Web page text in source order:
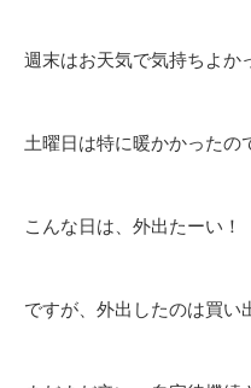
週末はお天気で気持ちよか
土曜日は特に暖かかったの
こんな日は、外出たーい！
ですが、外出したのは買い